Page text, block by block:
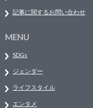
記事に関するお問い合わせ
MENU
SDGs
ジェンダー
ライフスタイル
エンタメ